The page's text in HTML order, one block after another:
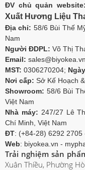
ĐV chủ quản
Xuất Hương Liệu
Địa chỉ: 58/6 Bùi Thế
Nam
Người ĐDPL: Võ Thị
Email: sales@biyokea.vn
MST: 0306270204;
Nơi cấp: Sở Kế Hoạch
Showroom: 58/6 Bùi
Việt Nam
Nhà máy: 247/27 Lê
Chí Minh, Việt Nam
ĐT: (+84-28) 6292 2705
Web: biyokea.vn -
Trải nghiệm sản
Xuân Thiều, Phường